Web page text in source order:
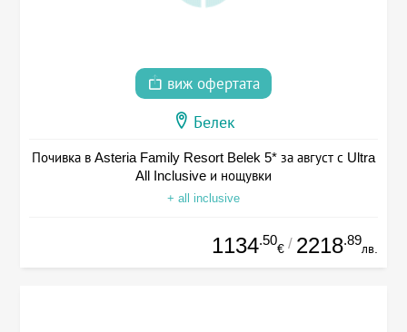
виж офертата
Белек
Почивка в Asteria Family Resort Belek 5* за август с Ultra
All Inclusive и нощувки
+ all inclusive
1134.50
€ / 2218.89
лв.